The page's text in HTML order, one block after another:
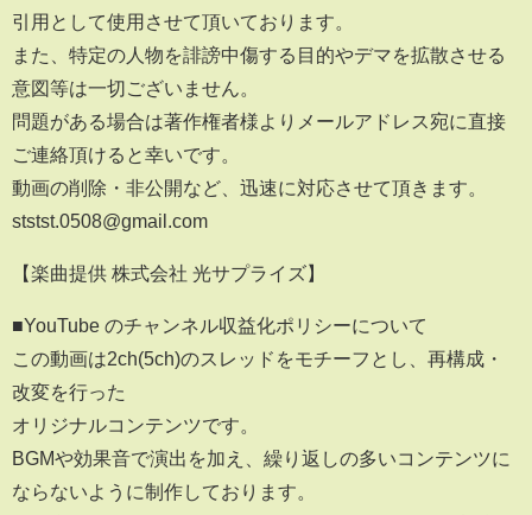
引用として使用させて頂いております。
また、特定の人物を誹謗中傷する目的やデマを拡散させる
意図等は一切ございません。
問題がある場合は著作権者様よりメールアドレス宛に直接
ご連絡頂けると幸いです。
動画の削除・非公開など、迅速に対応させて頂きます。
ststst.0508@gmail.com
【楽曲提供 株式会社 光サプライズ】
■YouTube のチャンネル収益化ポリシーについて
この動画は2ch(5ch)のスレッドをモチーフとし、再構成・
改変を行った
オリジナルコンテンツです。
BGMや効果音で演出を加え、繰り返しの多いコンテンツに
ならないように制作しております。